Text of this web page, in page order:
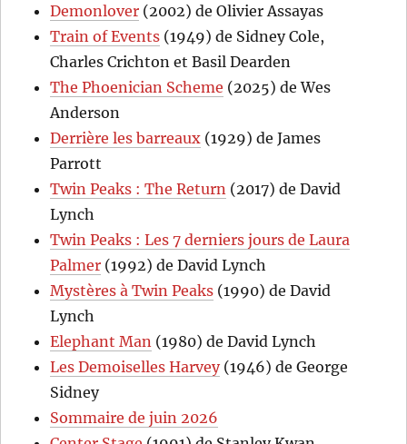
Demonlover (2002) de Olivier Assayas
Train of Events (1949) de Sidney Cole,
Charles Crichton et Basil Dearden
The Phoenician Scheme (2025) de Wes
Anderson
Derrière les barreaux (1929) de James
Parrott
Twin Peaks : The Return (2017) de David
Lynch
Twin Peaks : Les 7 derniers jours de Laura
Palmer (1992) de David Lynch
Mystères à Twin Peaks (1990) de David
Lynch
Elephant Man (1980) de David Lynch
Les Demoiselles Harvey(1946) de George
Sidney
Sommaire de juin 2026